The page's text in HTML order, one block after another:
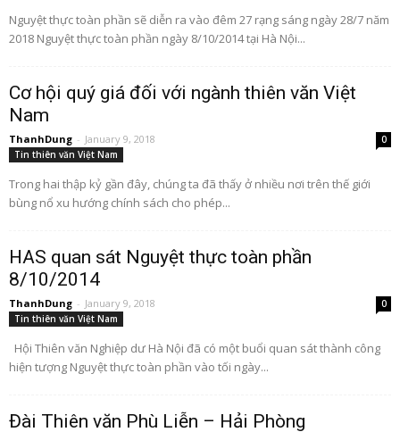
Nguyệt thực toàn phần sẽ diễn ra vào đêm 27 rạng sáng ngày 28/7 năm
2018 Nguyệt thực toàn phần ngày 8/10/2014 tại Hà Nội...
Cơ hội quý giá đối với ngành thiên văn Việt
Nam
ThanhDung - January 9, 2018
0
Tin thiên văn Việt Nam
Trong hai thập kỷ gần đây, chúng ta đã thấy ở nhiều nơi trên thế giới
bùng nổ xu hướng chính sách cho phép...
HAS quan sát Nguyệt thực toàn phần
8/10/2014
ThanhDung - January 9, 2018
0
Tin thiên văn Việt Nam
Hội Thiên văn Nghiệp dư Hà Nội đã có một buổi quan sát thành công
hiện tượng Nguyệt thực toàn phần vào tối ngày...
Đài Thiên văn Phù Liễn – Hải Phòng